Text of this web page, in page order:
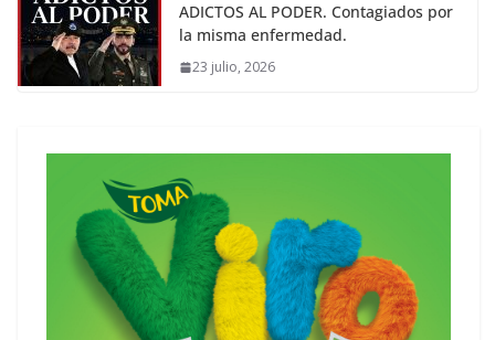
ADICTOS AL PODER. Contagiados por
la misma enfermedad.
23 julio, 2026